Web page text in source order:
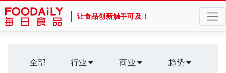
让食品创新触手可及！
全部 行业 商业
趋势